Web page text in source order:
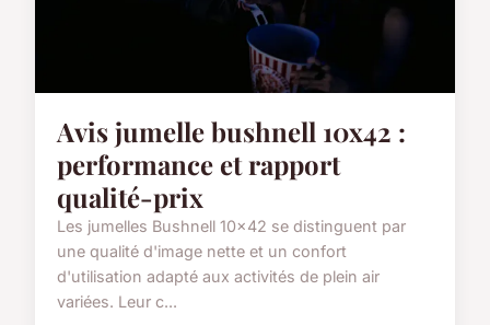
Avis jumelle bushnell 10x42 :
performance et rapport
qualité-prix
Les jumelles Bushnell 10x42 se distinguent par
une qualité d'image nette et un confort
d'utilisation adapté aux activités de plein air
variées. Leur c...